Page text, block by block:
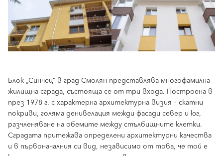
Блок „Синчец“ в град Смолян представлява многофамилна
жилищна сграда, състояща се от три входа. Построена в
през 1978 г. с характерна архитектурна визия – скатни
покриви, голяма денивелация межди фасади север и юг,
разчленяване на обемите между стълбищните клетки.
Сградата притежава определени архитектурни качества
и в първоначалния си вид, независимо от това, че той е